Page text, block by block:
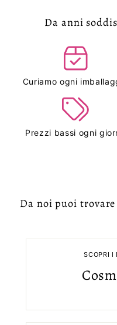
Da anni
Curiamo ogni
Prezzi bassi ogni
Da noi puoi trovare
SCOPRI I